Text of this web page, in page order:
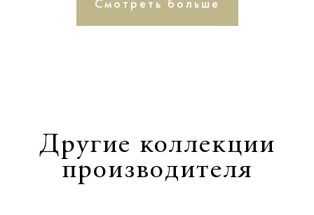
Смотреть больше
Другие коллекции
производителя